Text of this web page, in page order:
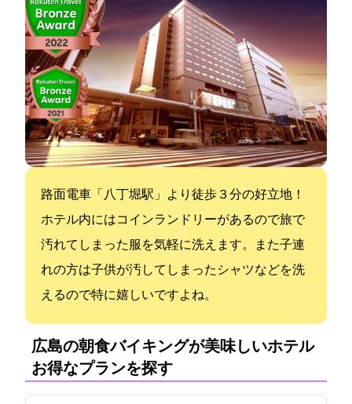
路面電車「八丁堀駅」より徒歩３分の好立地！
ホテル内にはコインランドリーがあるので旅で
汚れてしまった服を気軽に洗えます。また子連
れの方は子供が汚してしまったシャツなどを洗
えるので特に嬉しいですよね。
広島の朝食バイキングが美味しいホテル:
お得なプランを探す